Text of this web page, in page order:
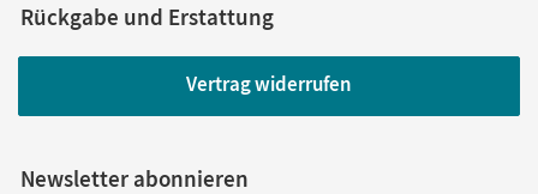
Rückgabe und Erstattung
Vertrag widerrufen
Newsletter abonnieren